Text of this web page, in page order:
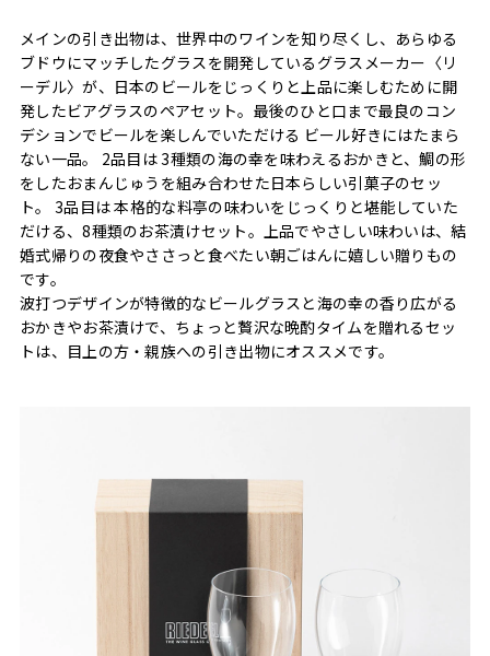
メインの引き出物は、世界中のワインを知り尽くし、あらゆる
ブドウにマッチしたグラスを開発しているグラスメーカー〈リ
ーデル〉が、日本のビールをじっくりと上品に楽しむために開
発したビアグラスのペアセット。最後のひと口まで最良のコン
デションでビールを楽しんでいただける ビール好きにはたまら
ない一品。 2品目は 3種類の海の幸を味わえるおかきと、鯛の形
をしたおまんじゅうを組み合わせた日本らしい引菓子のセッ
ト。 3品目は 本格的な料亭の味わいをじっくりと堪能していた
だける、8種類のお茶漬けセット。上品でやさしい味わいは、結
婚式帰りの夜食やささっと食べたい朝ごはんに嬉しい贈りもの
です。
波打つデザインが特徴的なビールグラスと海の幸の香り広がる
おかきやお茶漬けで、ちょっと贅沢な晩酌タイムを贈れるセッ
トは、目上の方・親族への引き出物にオススメです。